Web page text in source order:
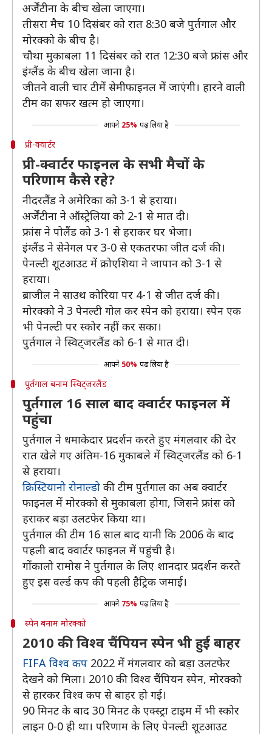
अर्जेंटीना के बीच खेला जाएगा।
तीसरा मैच 10 दिसंबर को रात 8:30 बजे पुर्तगाल और
मोरक्को के बीच है।
चौथा मुकाबला 11 दिसंबर को रात 12:30 बजे फ्रांस और
इंग्लैंड के बीच खेला जाना है।
जीतने वाली चार टीमें सेमीफाइनल में जाएंगी। हारने वाली
टीम का सफर खत्म हो जाएगा।
आपने 25% पढ़ लिया है
प्री-क्वार्टर
प्री-क्वार्टर फाइनल के सभी मैचों के
परिणाम कैसे रहे?
नीदरलैंड ने अमेरिका को 3-1 से हराया।
अर्जेंटीना ने ऑस्ट्रेलिया को 2-1 से मात दी।
फ्रांस ने पोलैंड को 3-1 से हराकर घर भेजा।
इंग्लैंड ने सेनेगल पर 3-0 से एकतरफा जीत दर्ज की।
पेनल्टी शूटआउट में क्रोएशिया ने जापान को 3-1 से
हराया।
ब्राजील ने साउथ कोरिया पर 4-1 से जीत दर्ज की।
मोरक्को ने 3 पेनल्टी गोल कर स्पेन को हराया। स्पेन एक
भी पेनल्टी पर स्कोर नहीं कर सका।
पुर्तगाल ने स्विट्जरलैंड को 6-1 से मात दी।
आपने 50% पढ़ लिया है
पुर्तगाल बनाम स्विट्जरलैंड
पुर्तगाल 16 साल बाद क्वार्टर फाइनल में
पहुंचा
पुर्तगाल ने धमाकेदार प्रदर्शन करते हुए मंगलवार की देर
रात खेले गए अंतिम-16 मुकाबले में स्विट्जरलैंड को 6-1
से हराया।
क्रिस्टियानो रोनाल्डो की टीम पुर्तगाल का अब क्वार्टर
फाइनल में मोरक्को से मुकाबला होगा, जिसने फ्रांस को
हराकर बड़ा उलटफेर किया था।
पुर्तगाल की टीम 16 साल बाद यानी कि 2006 के बाद
पहली बाद क्वार्टर फाइनल में पहुंची है।
गोंकालो रामोस ने पुर्तगाल के लिए शानदार प्रदर्शन करते
हुए इस वर्ल्ड कप की पहली हैट्रिक जमाई।
आपने 75% पढ़ लिया है
स्पेन बनाम मोरक्को
2010 की विश्व चैंपियन स्पेन भी हुई बाहर
FIFA विश्व कप 2022 में मंगलवार को बड़ा उलटफेर
देखने को मिला। 2010 की विश्व चैंपियन स्पेन, मोरक्को
से हारकर विश्व कप से बाहर हो गई।
90 मिनट के बाद 30 मिनट के एक्स्ट्रा टाइम में भी स्कोर
लाइन 0-0 ही था। परिणाम के लिए पेनल्टी शूटआउट